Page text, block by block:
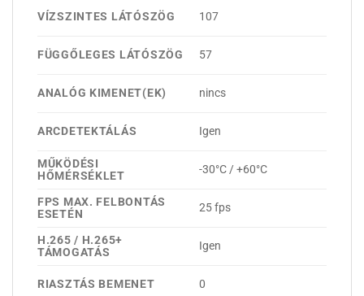
VÍZSZINTES LÁTÓSZÖG 107
FÜGGŐLEGES LÁTÓSZÖG 57
ANALÓG KIMENET(EK) nincs
ARCDETEKTÁLÁS Igen
MŰKÖDÉSI
HŐMÉRSÉKLET
-30°C / +60°C
FPS MAX. FELBONTÁS
ESETÉN
25 fps
H.265 / H.265+
TÁMOGATÁS
Igen
RIASZTÁS BEMENET 0